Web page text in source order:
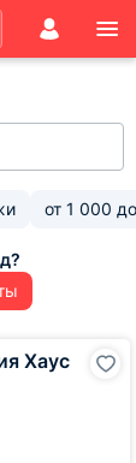
от 1 000
Хаус